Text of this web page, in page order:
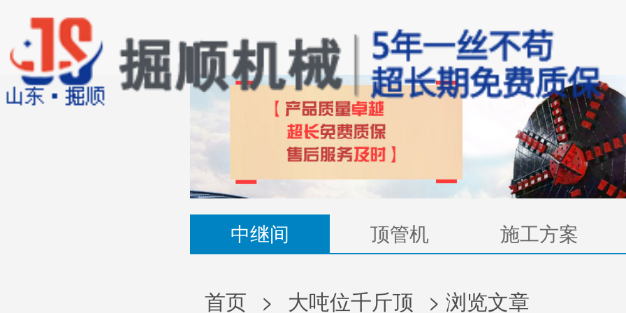
中继间 顶管机 施工方案
首页 > 大吨位千斤顶 > 浏览文章